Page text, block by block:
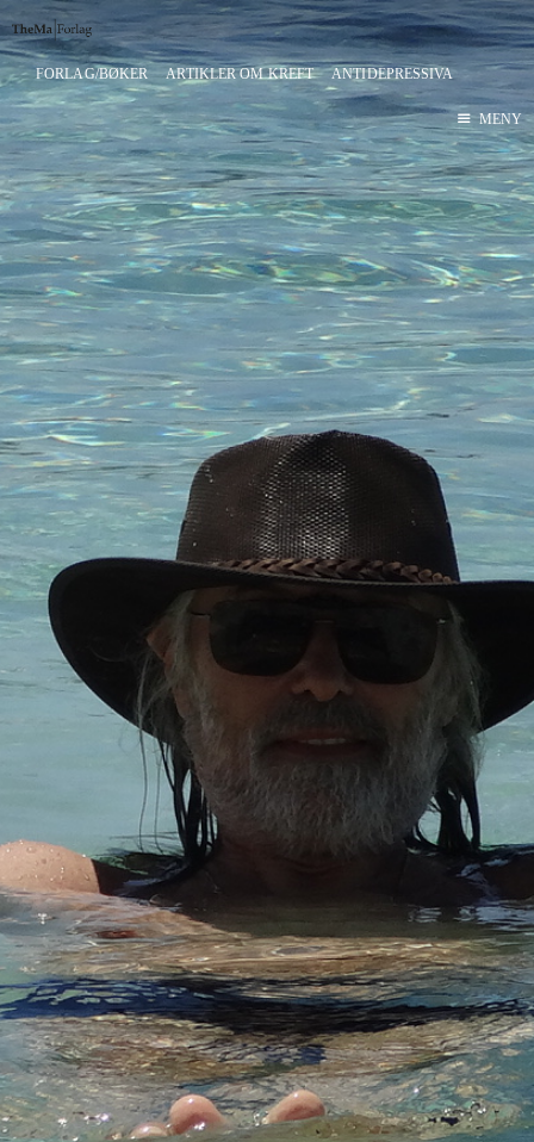
Hjem
Thema Forlag
Bokutgivelser
Kjøp bøker
Blogg
Blogg-arkiv
FORLAG/BØKER ARTIKLER OM KREFT ANTIDEPRESSIVA
MENY